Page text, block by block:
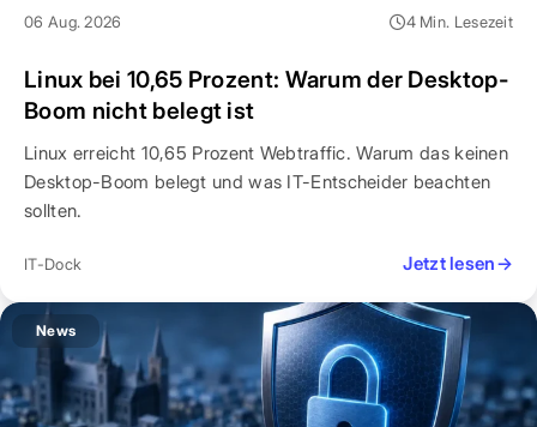
06 Aug. 2026 4 Min. Lesezeit
Linux bei 10,65 Prozent: Warum der Desktop-
Boom nicht belegt ist
Linux erreicht 10,65 Prozent Webtraffic. Warum das keinen
Desktop-Boom belegt und was IT-Entscheider beachten
sollten.
IT-Dock Jetzt lesen→
News